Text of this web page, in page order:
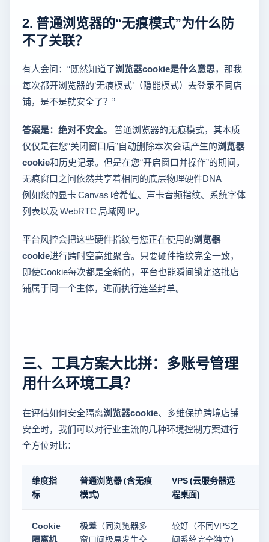
2. 普通浏览器的“无痕模式”为什么防
不了关联？
有人会问：“既然知道了浏览器cookie是什么意思，那我
每次都开浏览器的‘无痕模式’（隐能模式）去登录不同店
铺，是不是就安全了？”
答案是：绝对不安全。 普通浏览器的无痕模式，其本质
仅仅是在您“关闭窗口后”自动删除本次会话产生的浏览器
cookie和历史记录。但是在您“开启窗口并操作”的期间，
无痕窗口之间依然共享着相同的底层物理硬件DNA——
例如您的显卡 Canvas 哈希值、声卡音频指纹、系统字体
列表以及 WebRTC 局域网 IP。
平台风控会把这些硬件指纹与您正在使用的浏览器
cookie进行跨时空高维聚合。只要硬件指纹完全一致，
即使Cookie每次都是全新的，平台也能瞬间锁定这批店
铺属于同一个主体，进而执行连坐封单。
三、工具方案大比拼：多账号管理
用什么环境工具？
在评估如何安全隔离浏览器cookie、多维保护跨境店铺
安全时，我们可以对行业主流的几种环境控制方案进行
全方位对比：
维度指
标
普通浏览器 (含无痕
模式)
VPS (云服务器远
程桌面)
Cookie
隔离机
极差 （同浏览器多
窗口间极易发生交
较好（不同VPS之
间系统完全独立）